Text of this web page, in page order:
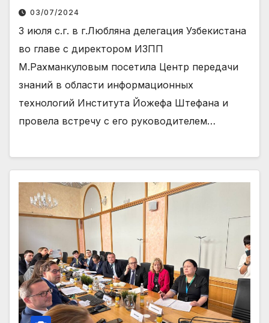
03/07/2024
3 июля с.г. в г.Любляна делегация Узбекистана
во главе с директором ИЗПП
М.Рахманкуловым посетила Центр передачи
знаний в области информационных
технологий Института Йожефа Штефана и
провела встречу с его руководителем…